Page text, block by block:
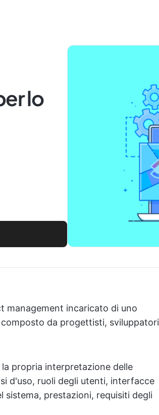
lo
management incaricato di uno
da progettisti, sviluppatori
propria interpretazione delle
d'uso, ruoli degli utenti, interfacce
prestazioni, requisiti degli